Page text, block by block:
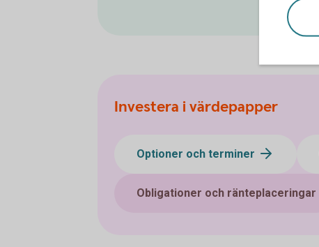
Investera i värdepapper
Optioner och terminer
Obligationer och ränteplaceringar